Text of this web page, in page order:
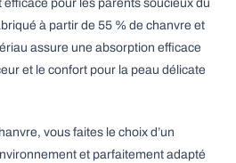
pour les parents soucieux du
à partir de 55 % de chanvre et
assure une absorption efficace
et le confort pour la peau délicate
vous faites le choix d’un
et parfaitement adapté